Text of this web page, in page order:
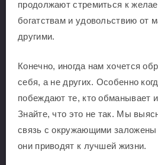
продолжают стремиться к
богатствам и удовольствию от
другими.
Конечно, иногда нам хочется
себя, а не других. Особенно
побеждают те, кто обманывает
Знайте, что это не так. Мы
связь с окружающими
они приводят к лучшей жизни.